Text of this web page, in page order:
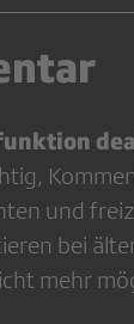
und
bei
mehr